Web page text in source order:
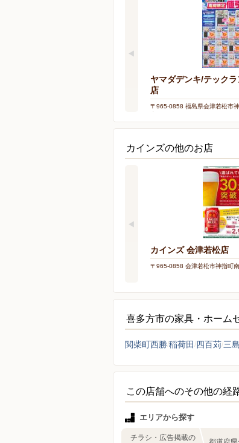
ヤマダデンキ/テック
店
〒965-0858 福島県会津若松市
カインズの他のお店
カインズ 会津若松店
〒965-0858 会津若松市神指町
喜多方市の家具・ホーム
関柴町西勝 稲荷田 四百苅 三島
この店舗へのその他の経
エリアから探す
チラシ・広告掲載の